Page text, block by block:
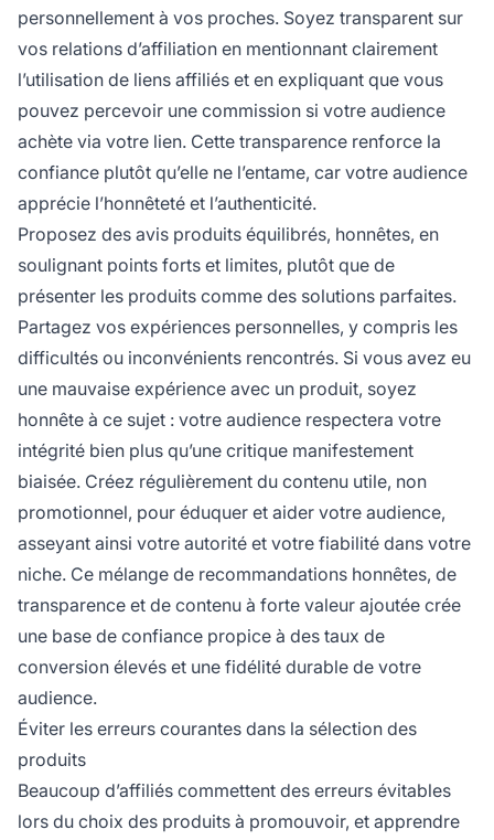
personnellement à vos proches. Soyez transparent sur
vos relations d’affiliation en mentionnant clairement
l’utilisation de liens affiliés et en expliquant que vous
pouvez percevoir une commission si votre audience
achète via votre lien. Cette transparence renforce la
confiance plutôt qu’elle ne l’entame, car votre audience
apprécie l’honnêteté et l’authenticité.
Proposez des avis produits équilibrés, honnêtes, en
soulignant points forts et limites, plutôt que de
présenter les produits comme des solutions parfaites.
Partagez vos expériences personnelles, y compris les
difficultés ou inconvénients rencontrés. Si vous avez eu
une mauvaise expérience avec un produit, soyez
honnête à ce sujet : votre audience respectera votre
intégrité bien plus qu’une critique manifestement
biaisée. Créez régulièrement du contenu utile, non
promotionnel, pour éduquer et aider votre audience,
asseyant ainsi votre autorité et votre fiabilité dans votre
niche. Ce mélange de recommandations honnêtes, de
transparence et de contenu à forte valeur ajoutée crée
une base de confiance propice à des taux de
conversion élevés et une fidélité durable de votre
audience.
Éviter les erreurs courantes dans la sélection des
produits
Beaucoup d’affiliés commettent des erreurs évitables
lors du choix des produits à promouvoir, et apprendre